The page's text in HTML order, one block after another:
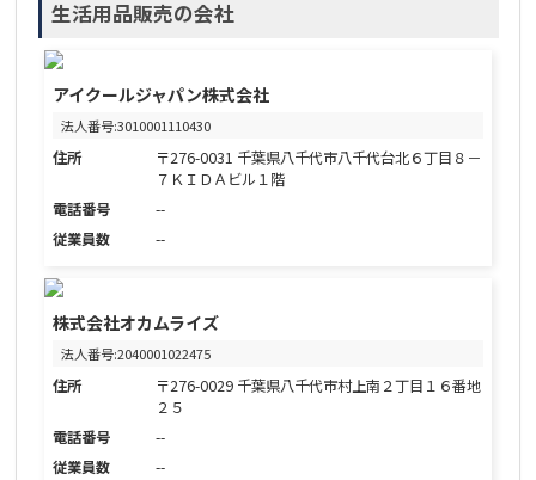
生活用品販売の会社
アイクールジャパン株式会社
法人番号:3010001110430
住所
〒276-0031 千葉県八千代市八千代台北６丁目８－
７ＫＩＤＡビル１階
電話番号
--
従業員数
--
株式会社オカムライズ
法人番号:2040001022475
住所
〒276-0029 千葉県八千代市村上南２丁目１６番地
２５
電話番号
--
従業員数
--